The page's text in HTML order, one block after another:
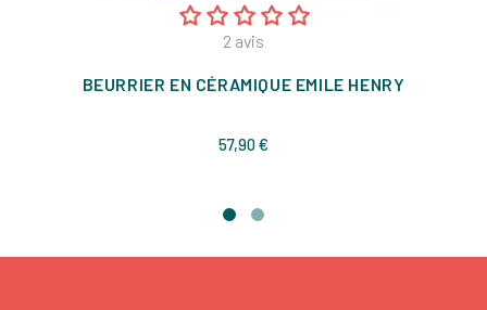
2 avis
BEURRIER EN CÉRAMIQUE EMILE HENRY
57,90 €